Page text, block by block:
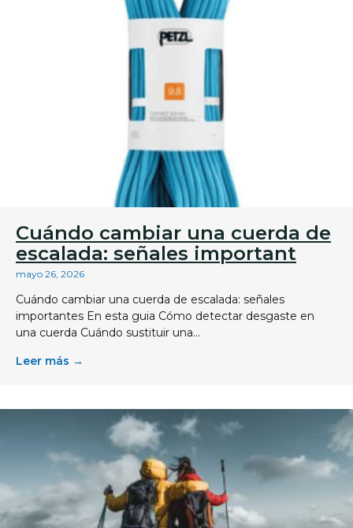
Cuándo cambiar una cuerda de
escalada: señales important
mayo 26, 2026
Cuándo cambiar una cuerda de escalada: señales
importantes En esta guia Cómo detectar desgaste en
una cuerda Cuándo sustituir una...
Leer más →